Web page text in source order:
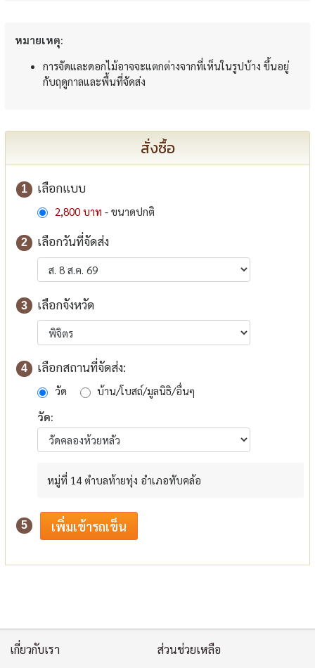
หมายเหตุ:
การจัดและดอกไม้อาจจะแตกต่างจากที่เห็นในรูปบ้าง ขึ้นอยู่
กับฤดูกาลและพื้นที่จัดส่ง
สั่งซื้อ
1 เลือกแบบ
2,800 บาท - ขนาดปกติ
2 เลือกวันที่จัดส่ง
3 เลือกจังหวัด
4 เลือกสถานที่จัดส่ง:
วัด
บ้าน/โบสถ์/มูลนิธิ/อื่นๆ
วัด:
หมู่ที่ 14 ตำบลท้ายทุ่ง อำเภอทับคล้อ
5
เกี่ยวกับเรา ส่วนช่วยเหลือ